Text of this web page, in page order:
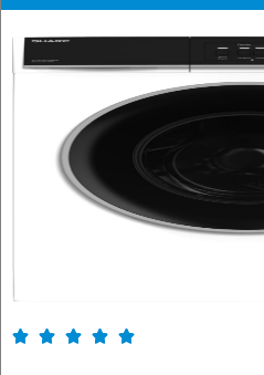
    